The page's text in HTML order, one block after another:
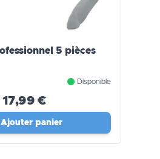
5 pièces
Disponible
17,99 €
Ajouter panier